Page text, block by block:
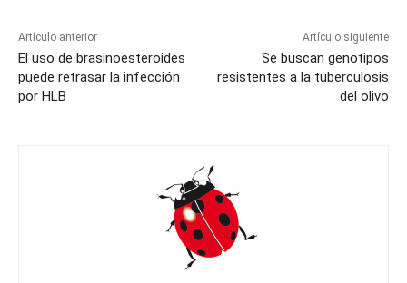
Artículo anterior
El uso de brasinoesteroides
puede retrasar la infección
por HLB
Artículo siguiente
Se buscan genotipos
resistentes a la tuberculosis
del olivo